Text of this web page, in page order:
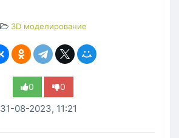
3D моделирование
0 0
31-08-2023, 11:21